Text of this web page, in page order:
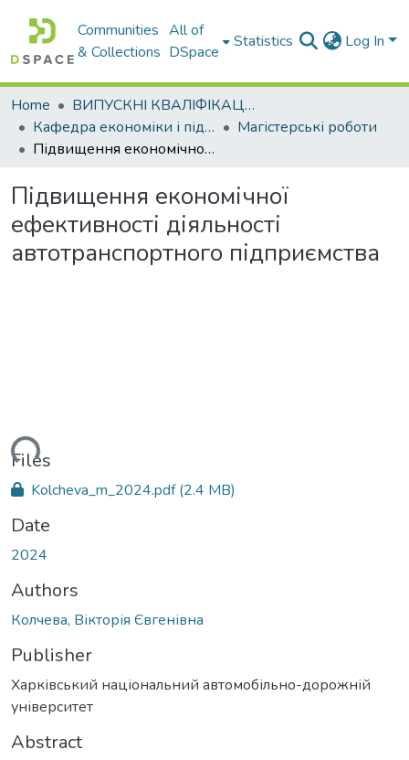
Communities
& Collections
All of
DSpace
Statistics Log In
Home
ВИПУСКНІ КВАЛІФІКАЦІЙНІ РОБОТИ
Кафедра економіки і підприємництва
Магістерські роботи
Підвищення економічної ефективності діяльності автотранспортного підприємства
Підвищення економічної
ефективності діяльності
автотранспортного підприємства
Files
Kolcheva_m_2024.pdf(2.4 MB)
Date
2024
Authors
Колчева, Вікторія Євгенівна
Publisher
Харківський національний автомобільно-дорожній
університет
Abstract